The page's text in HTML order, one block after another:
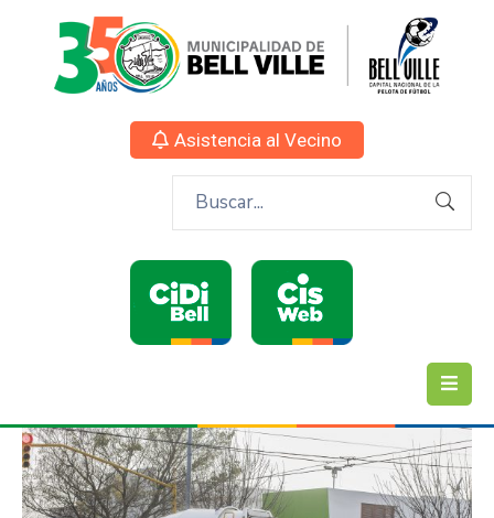
Asistencia al Vecino